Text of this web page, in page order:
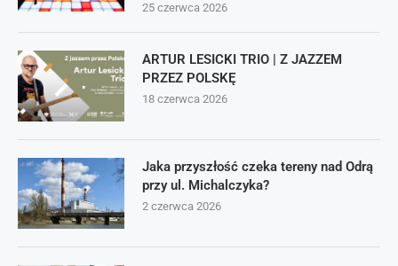
25 czerwca 2026
ARTUR LESICKI TRIO | Z JAZZEM
PRZEZ POLSKĘ
18 czerwca 2026
Jaka przyszłość czeka tereny nad Odrą
przy ul. Michalczyka?
2 czerwca 2026